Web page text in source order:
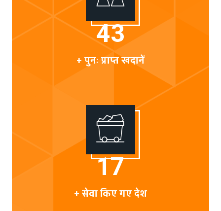
50
+ पुनः प्राप्त खदानें
20
+ सेवा किए गए देश